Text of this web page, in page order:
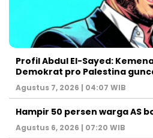
Profil Abdul El-Sayed:
Demokrat pro Palestina
Agustus 7, 2026 | 04:07 WIB
Hampir 50 persen warga AS
Agustus 6, 2026 | 07:20 WIB